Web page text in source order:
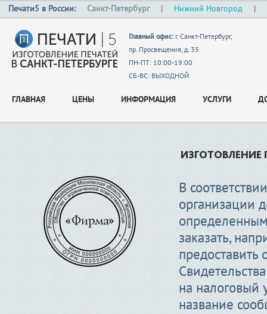
Печати5 в России: Санкт-Петербург | Нижний Новгород |
Главный офис: г. Санкт-Петербург,
пр. Просвещения, д. 35
ПН-ПТ: 10:00-19:00
СБ-ВС: ВЫХОДНОЙ
ГЛАВНАЯ ЦЕНЫ ИНФОРМАЦИЯ УСЛУГИ
ИЗГОТОВЛЕНИЕ
В
организации
определенным
заказать,
на налоговый
название